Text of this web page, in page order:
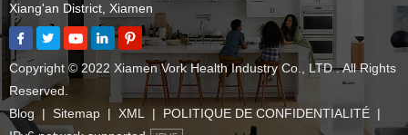
Xiang'an District, Xiamen
Copyright © 2022 Xiamen Vork Health Industry Co., LTD . All Rights
Reserved.
Blog
| Sitemap | XML | POLITIQUE DE CONFIDENTIALITÉ |